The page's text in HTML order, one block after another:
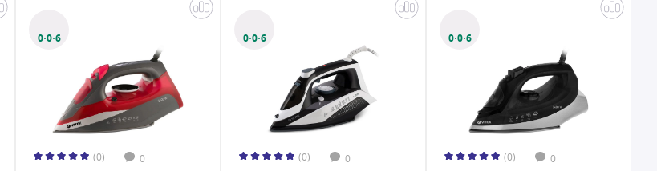
0·0·6
(0) 0
0·0·6
(0) 0
0·0·6
(0) 0